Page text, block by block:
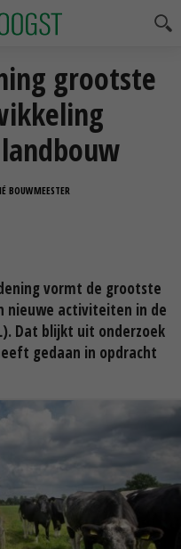
grootste
BOUWMEESTER
vormt de grootste
nieuwe activiteiten in de
Dat blijkt uit onderzoek
gedaan in opdracht